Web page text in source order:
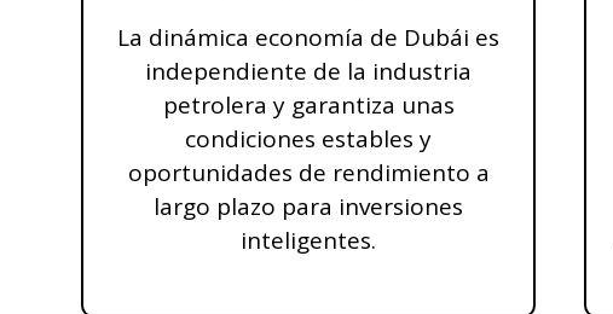
La dinámica economía de Dubái es
independiente de la industria
petrolera y garantiza unas
condiciones estables y
oportunidades de rendimiento a
largo plazo para inversiones
inteligentes.